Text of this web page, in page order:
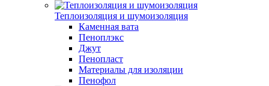
Теплоизоляция и шумоизоляция
Каменная вата
Пеноплэкс
Джут
Пенопласт
Материалы для изоляции
Пенофол